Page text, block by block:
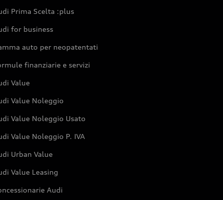
Prima Scelta :plus
for business
auto per neopatentati
finanziarie e servizi
Value
Value Noleggio
Value Noleggio Usato
Value Noleggio P. IVA
Urban Value
Value Leasing
Audi